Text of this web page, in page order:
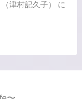
津村記久子）
に